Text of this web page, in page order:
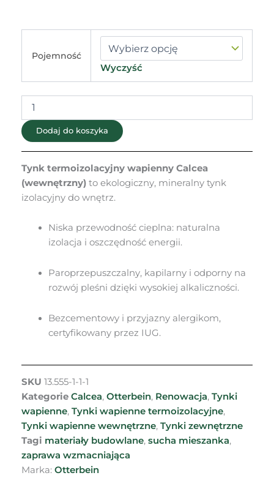
do
Pojemność
Wyczyść
termoizolacyjny
Calcea
do
zastosowań
wewnętrznych
Dodaj do koszyka
Tynk termoizolacyjny wapienny Calcea
(wewnętrzny) to ekologiczny, mineralny tynk
izolacyjny do wnętrz.
Niska przewodność cieplna: naturalna
izolacja i oszczędność energii.
Paroprzepuszczalny, kapilarny i odporny na
rozwój pleśni dzięki wysokiej alkaliczności.
Bezcementowy i przyjazny alergikom,
certyfikowany przez IUG.
SKU 13.555-1-1-1
Kategorie Calcea, Otterbein, Renowacja, Tynki
wapienne, Tynki wapienne termoizolacyjne,
Tynki wapienne wewnętrzne, Tynki zewnętrzne
Tagi materiały budowlane, sucha mieszanka,
zaprawa wzmacniająca
Marka: Otterbein